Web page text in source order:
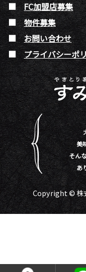
FC加盟店募集
物件募集
お問い合わせ
プライバシーポ
美
そん
あ
Copyright © 株